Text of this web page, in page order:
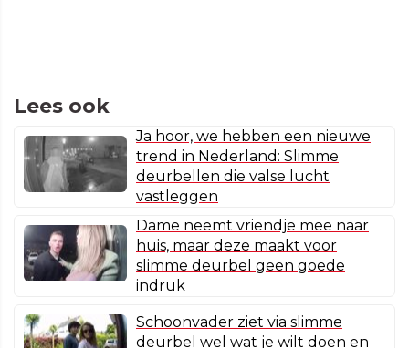
Lees ook
Ja hoor, we hebben een nieuwe
trend in Nederland: Slimme
deurbellen die valse lucht
vastleggen
Dame neemt vriendje mee naar
huis, maar deze maakt voor
slimme deurbel geen goede
indruk
Schoonvader ziet via slimme
deurbel wel wat je wilt doen en